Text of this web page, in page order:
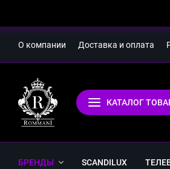
О компании Доставка и оплата
КАТАЛОГ
БРЕНДЫ SCANDILUX